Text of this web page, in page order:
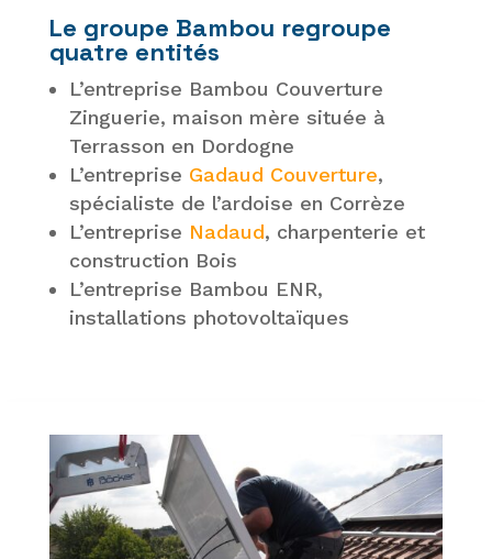
Le groupe Bambou regroupe
quatre entités
L’entreprise Bambou Couverture
Zinguerie, maison mère située à
Terrasson en Dordogne
L’entreprise Gadaud Couverture,
spécialiste de l’ardoise en Corrèze
L’entreprise Nadaud, charpenterie et
construction Bois
L’entreprise Bambou ENR,
installations photovoltaïques